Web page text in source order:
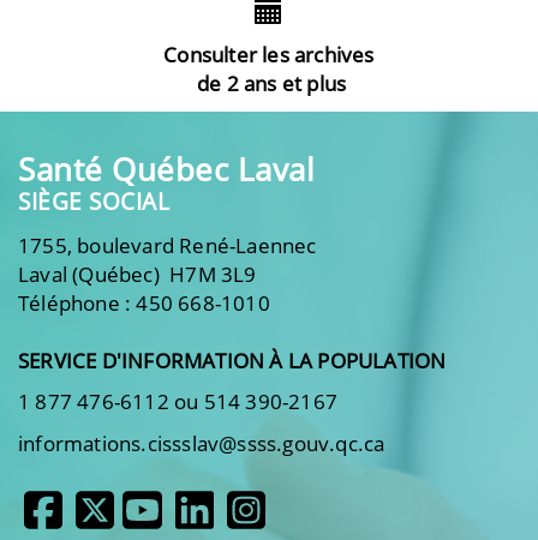
Consulter les archives
de 2 ans et plus
Santé Québec Laval
SIÈGE SOCIAL
1755, boulevard René-Laennec
Laval (Québec) H7M 3L9
Téléphone : 450 668-1010
SERVICE D'INFORMATION À LA POPULATION
1 877 476-6112 ou 514 390-2167
informations.cissslav@ssss.gouv.qc.ca